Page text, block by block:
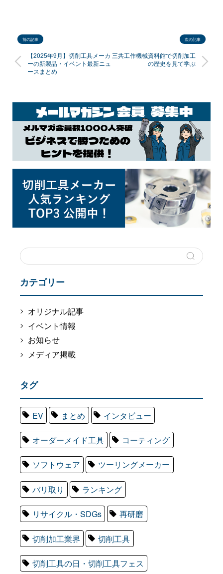
前の記事
【2025年9月】切削工具メーカ
ーの新製品・イベント最新ニュ
ースまとめ
次の記事
三共工作機械資料館で切削加工
の歴史を見て学ぶ
カテゴリー
オリジナル記事
イベント情報
お知らせ
メディア掲載
タグ
EV まとめ インタビュー
オーダーメイド工具 コーティング
ソフトウェア ツーリングメーカー
バリ取り ランキング
リサイクル・SDGs 再研磨
切削加工業界 切削工具
切削工具の日・切削工具フェス